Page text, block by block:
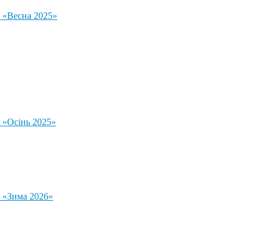
«Весна 2025»
2025»
«Зима 2026»